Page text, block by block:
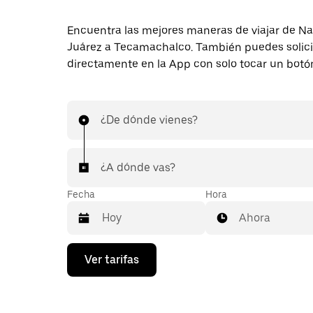
Encuentra las mejores maneras de viajar de
Juárez a Tecamachalco. También puedes
directamente en la App con solo tocar un
¿De dónde vienes?
¿A dónde vas?
Fecha
Presiona
flecha
Hora
Ahora
Ver tarifas